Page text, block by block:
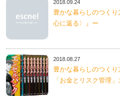
2018.09.24
豊かな暮らしのつく
心に返る〉』ー
2018.08.27
豊かな暮らしのつくり
「お金とリスク管理